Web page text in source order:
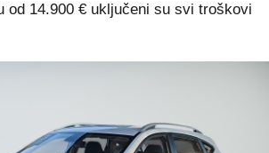
od 14.900 € uključeni su svi troškovi